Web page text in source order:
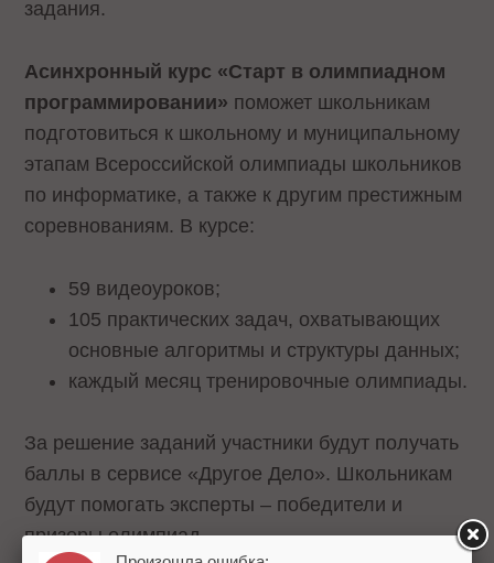
задания.
Асинхронный курс «Старт в олимпиадном
программировании» поможет школьникам
подготовиться к школьному и муниципальному
этапам Всероссийской олимпиады школьников
по информатике, а также к другим престижным
соревнованиям. В курсе:
59 видеоуроков;
105 практических задач, охватывающих
основные алгоритмы и структуры данных;
каждый месяц тренировочные олимпиады.
За решение заданий участники будут получать
баллы в сервисе «Другое Дело». Школьникам
будут помогать эксперты – победители и
призеры олимпиад.